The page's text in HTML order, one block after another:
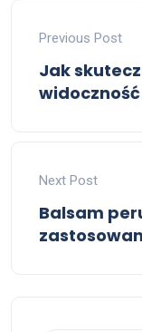
Previous Post
Jak
Next Post
Balsam